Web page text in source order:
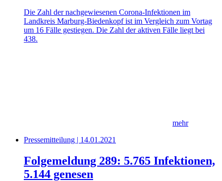
Die Zahl der nachgewiesenen Corona-Infektionen im
Landkreis Marburg-Biedenkopf ist im Vergleich zum Vortag
um 16 Fälle gestiegen. Die Zahl der aktiven Fälle liegt bei
438.
mehr
Pressemitteilung | 14.01.2021
Folgemeldung 289: 5.765 Infektionen,
5.144 genesen